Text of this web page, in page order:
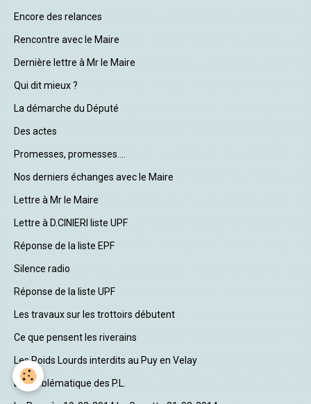
Encore des relances
Rencontre avec le Maire
Dernière lettre à Mr le Maire
Qui dit mieux ?
La démarche du Député
Des actes
Promesses, promesses....
Nos derniers échanges avec le Maire
Lettre à Mr le Maire
Lettre à D.CINIERI liste UPF
Réponse de la liste EPF
Silence radio
Réponse de la liste UPF
Les travaux sur les trottoirs débutent
Ce que pensent les riverains
Les Poids Lourds interdits au Puy en Velay
La Problématique des P.L.